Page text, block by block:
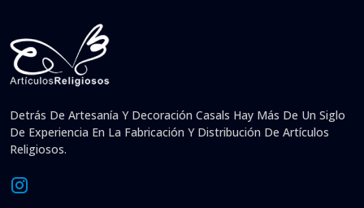
Detrás De Artesanía Y Decoración Casals Hay Más De Un Siglo
De Experiencia En La Fabricación Y Distribución De Artículos
Religiosos.